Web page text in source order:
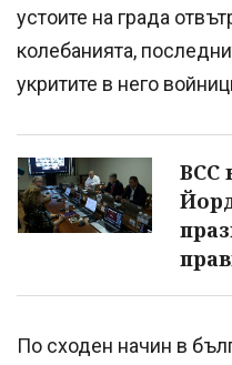
устоите на града
колебанията,
укритите в него
ВСС
По сходен начин в